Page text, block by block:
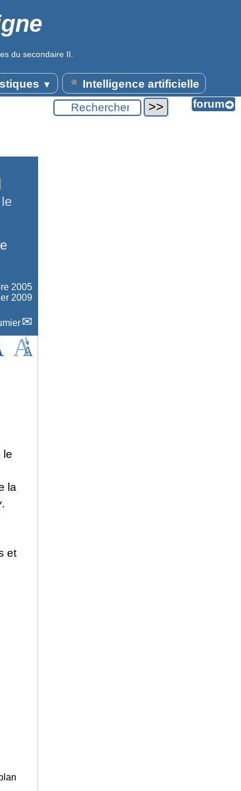
du secondaire II.
▼ Intelligence artificielle
2005
2009
le
la
.
et